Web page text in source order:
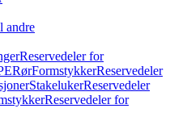
andre
Reservedeler for
RørFormstykkerReservedeler
StakelukerReservedeler
Reservedeler for